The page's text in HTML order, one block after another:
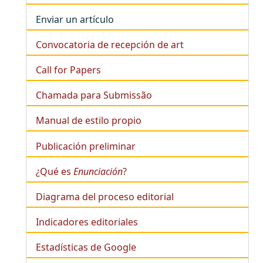
Enviar un artículo
Convocatoria de recepción de art
Call for Papers
Chamada para Submissão
Manual de estilo propio
Publicación preliminar
¿Qué es Enunciación?
Diagrama del proceso editorial
Indicadores editoriales
Estadísticas de Google